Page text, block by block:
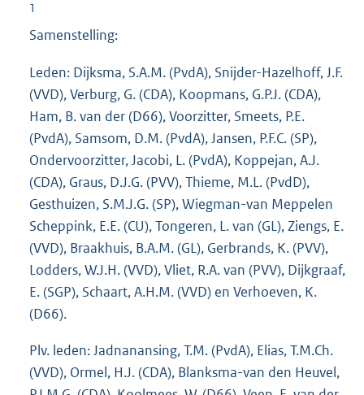
1
Samenstelling:
Leden: Dijksma, S.A.M. (PvdA), Snijder-Hazelhoff, J.F.
(VVD), Verburg, G. (CDA), Koopmans, G.P.J. (CDA),
Ham, B. van der (D66), Voorzitter, Smeets, P.E.
(PvdA), Samsom, D.M. (PvdA), Jansen, P.F.C. (SP),
Ondervoorzitter, Jacobi, L. (PvdA), Koppejan, A.J.
(CDA), Graus, D.J.G. (PVV), Thieme, M.L. (PvdD),
Gesthuizen, S.M.J.G. (SP), Wiegman-van Meppelen
Scheppink, E.E. (CU), Tongeren, L. van (GL), Ziengs, E.
(VVD), Braakhuis, B.A.M. (GL), Gerbrands, K. (PVV),
Lodders, W.J.H. (VVD), Vliet, R.A. van (PVV), Dijkgraaf,
E. (SGP), Schaart, A.H.M. (VVD) en Verhoeven, K.
(D66).
Plv. leden: Jadnanansing, T.M. (PvdA), Elias, T.M.Ch.
(VVD), Ormel, H.J. (CDA), Blanksma-van den Heuvel,